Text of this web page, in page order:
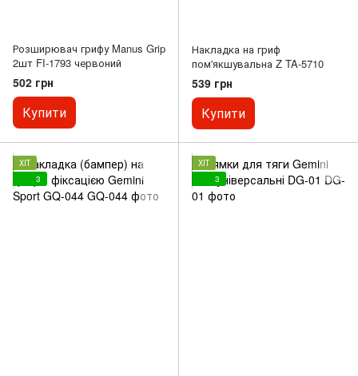
Розширювач грифу Manus Grip
2шт FI-1793 червоний
502 грн
Купити
Накладка на гриф
пом'якшувальна Z TA-5710
539 грн
Купити
ХІТ
3
ХІТ
3